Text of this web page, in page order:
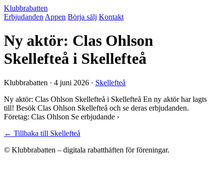
Klubbrabatten
Erbjudanden Appen Börja sälj Kontakt
Ny aktör: Clas Ohlson
Skellefteå i Skellefteå
Klubbrabatten · 4 juni 2026 · Skellefteå
Ny aktör: Clas Ohlson Skellefteå i Skellefteå En ny aktör har lagts
till! Besök Clas Ohlson Skellefteå och se deras erbjudanden.
Företag: Clas Ohlson Se erbjudande ›
← Tillbaka till Skellefteå
© Klubbrabatten – digitala rabatthäften för föreningar.